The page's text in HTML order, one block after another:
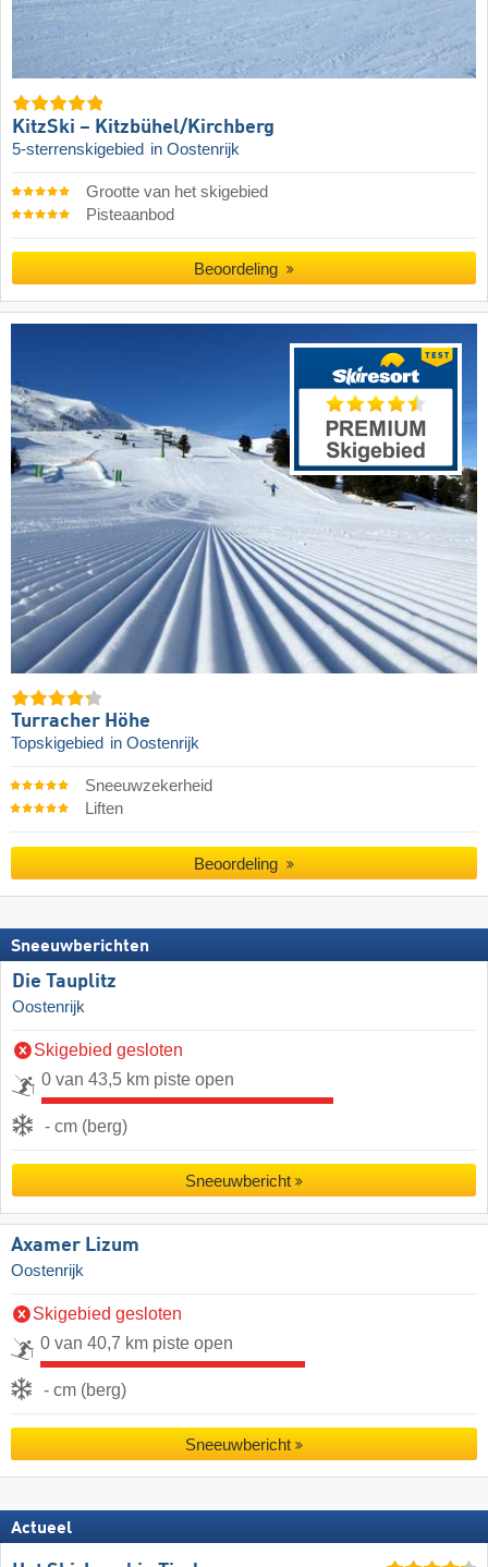
KitzSki – Kitzbühel/​Kirchberg
5-sterrenskigebied in Oostenrijk
Grootte van het skigebied
Pisteaanbod
Beoordeling
Turracher Höhe
Topskigebied in Oostenrijk
Sneeuwzekerheid
Liften
Beoordeling
Sneeuwberichten
Die Tauplitz
Oostenrijk
Skigebied gesloten
0 van 43,5 km piste open
- cm (berg)
Sneeuwbericht
Axamer Lizum
Oostenrijk
Skigebied gesloten
0 van 40,7 km piste open
- cm (berg)
Sneeuwbericht
Actueel